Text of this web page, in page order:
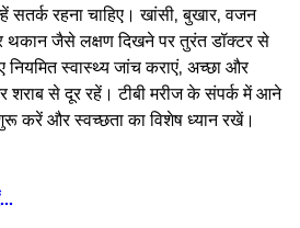
सतर्क रहना चाहिए। खांसी, बुखार, वजन
थकान जैसे लक्षण दिखने पर तुरंत डॉक्टर से
स्वास्थ्य जांच कराएं, अच्छा और
शराब से दूर रहें। टीबी मरीज के संपर्क में आने
करें और स्वच्छता का विशेष ध्यान रखें।